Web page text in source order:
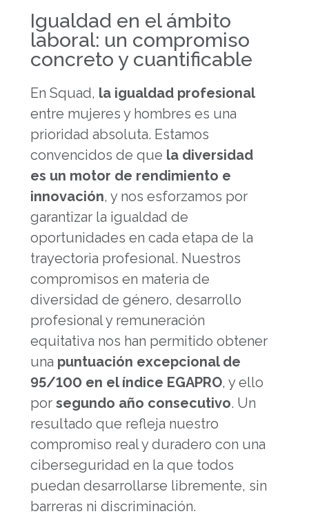
Igualdad en el ámbito
laboral: un compromiso
concreto y cuantificable
En Squad, la igualdad profesional
entre mujeres y hombres es una
prioridad absoluta. Estamos
convencidos de que la diversidad
es un motor de rendimiento e
innovación, y nos esforzamos por
garantizar la igualdad de
oportunidades en cada etapa de la
trayectoria profesional. Nuestros
compromisos en materia de
diversidad de género, desarrollo
profesional y remuneración
equitativa nos han permitido obtener
una puntuación excepcional de
95/100 en el índice EGAPRO, y ello
porsegundo año consecutivo. Un
resultado que refleja nuestro
compromiso real y duradero con una
ciberseguridad en la que todos
puedan desarrollarse libremente, sin
barreras ni discriminación.